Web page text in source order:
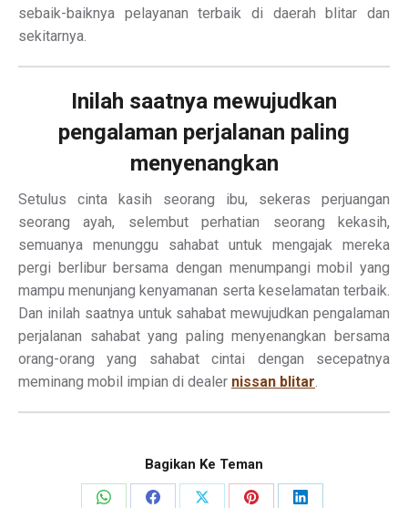
sebaik-baiknya pelayanan terbaik di daerah blitar dan
sekitarnya.
Inilah saatnya mewujudkan
pengalaman perjalanan paling
menyenangkan
Setulus cinta kasih seorang ibu, sekeras perjuangan
seorang ayah, selembut perhatian seorang kekasih,
semuanya menunggu sahabat untuk mengajak mereka
pergi berlibur bersama dengan menumpangi mobil yang
mampu menunjang kenyamanan serta keselamatan terbaik.
Dan inilah saatnya untuk sahabat mewujudkan pengalaman
perjalanan sahabat yang paling menyenangkan bersama
orang-orang yang sahabat cintai dengan secepatnya
meminang mobil impian di dealer nissan blitar
Bagikan Ke Teman